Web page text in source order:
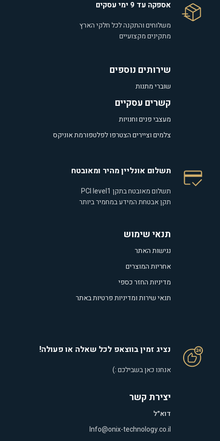
אספקה עד 9 ימי עסקים
משלוחים והתקנה לכל חלקי הארץ
מתקינים מקצועיים
שירותים נוספים
שוברי מתנות
קשרים עסקיים
מעצבי פנים וחנויות
צלמים וציירים הצטרפו לפלטפורמת אוניקס
תשלום אונליין מהיר ומאובטח
תשלום מאובטח בתקן PCI level1
תקן אבטחת המידע במחמיר ביותר
תנאי שימוש
נגישות האתר
אחריות המוצרים
מדיניות החזר כספי
תנאי שירות ומדיניות פרטיות באתר
נציג זמין בווצאפ לכל שאלה או פעולה!
אנחנו כאן בשבילכם :)
יצירת קשר
דוא״ל
Info@onix-technology.co.il